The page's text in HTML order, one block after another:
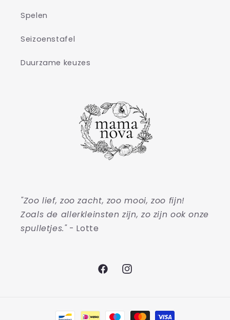
Spelen
Seizoenstafel
Duurzame keuzes
"Zoo lief, zoo zacht, zoo mooi, zoo fijn!
Zoals de allerkleinsten zijn, zo zijn ook onze
spulletjes."- Lotte
FacebookInstagram
Betaalmethoden